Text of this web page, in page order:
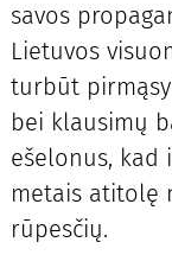
savos
Lietuvos
turbūt
bei klausimų
ešelonus, kad
metais atitolę
rūpesčių.